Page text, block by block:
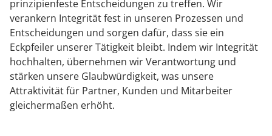
prinzipienfeste Entscheidungen zu treffen. Wir
verankern Integrität fest in unseren Prozessen und
Entscheidungen und sorgen dafür, dass sie ein
Eckpfeiler unserer Tätigkeit bleibt. Indem wir Integrität
hochhalten, übernehmen wir Verantwortung und
stärken unsere Glaubwürdigkeit, was unsere
Attraktivität für Partner, Kunden und Mitarbeiter
gleichermaßen erhöht.